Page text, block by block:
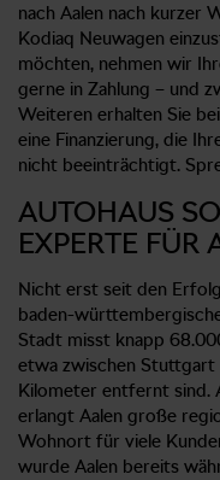
nach Aalen nach kurzer
Kodiaq Neuwagen
möchten, nehmen wir
gerne in Zahlung – und
Weiteren erhalten Sie
eine Finanzierung, die
nicht beeinträchtigt.
AUTOHAUS
EXPERTE FÜR
Nicht erst seit den
baden-
Stadt misst knapp
etwa zwischen Stuttgart
Kilometer entfernt sind.
erlangt Aalen große
Wohnort für viele
wurde Aalen bereits